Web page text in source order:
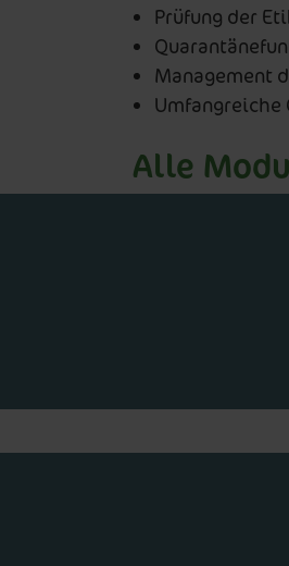
Prüfung der
Management
Alle